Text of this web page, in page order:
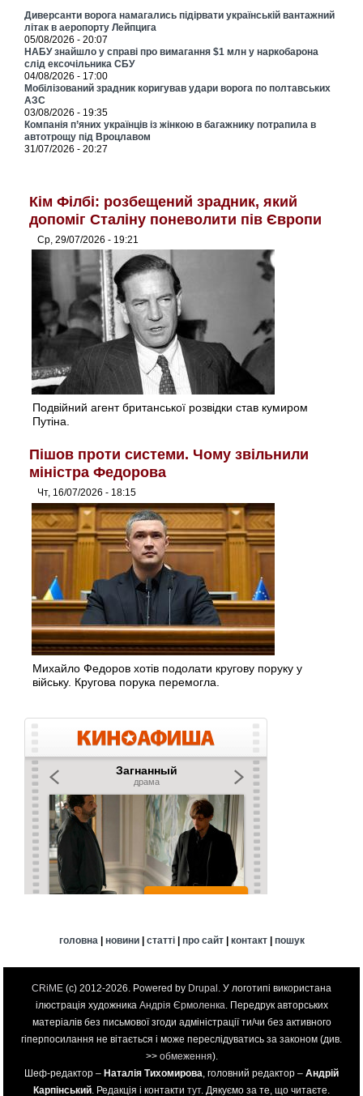
Диверсанти ворога намагались підірвати українській вантажний
літак в аеропорту Лейпцига
05/08/2026 - 20:07
НАБУ знайшло у справі про вимагання $1 млн у наркобарона
слід ексочільника СБУ
04/08/2026 - 17:00
Мобілізований зрадник коригував удари ворога по полтавських
АЗС
03/08/2026 - 19:35
Компанія п’яних українців із жінкою в багажнику потрапила в
автотрощу під Вроцлавом
31/07/2026 - 20:27
Кім Філбі: розбещений зрадник, який
допоміг Сталіну поневолити пів Європи
Ср, 29/07/2026 - 19:21
Подвійний агент британської розвідки став кумиром
Путіна.
Пішов проти системи. Чому звільнили
міністра Федорова
Чт, 16/07/2026 - 18:15
Михайло Федоров хотів подолати кругову поруку у
війську. Кругова порука перемогла.
головна| новини| статті| про сайт| контакт| пошук
CRiME (c) 2012-2026. Powered by Drupal. У логотипі використана
ілюстрація художника Андрія Єрмоленка. Передрук авторських
матеріалів без письмової згоди адміністрації ти/чи без активного
гіперпосилання не вітається і може переслідуватись за законом (див.
>> обмеження).
Шеф-редактор – Наталія Тихомирова, головний редактор – Андрій
Карпінський. Редакція і контакти тут. Дякуємо за те, що читаєте.